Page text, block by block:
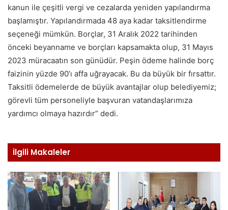
kanun ile çeşitli vergi ve cezalarda yeniden yapılandırma
başlamıştır. Yapılandırmada 48 aya kadar taksitlendirme
seçeneği mümkün. Borçlar, 31 Aralık 2022 tarihinden
önceki beyanname ve borçları kapsamakta olup, 31 Mayıs
2023 müracaatın son günüdür. Peşin ödeme halinde borç
faizinin yüzde 90’ı affa uğrayacak. Bu da büyük bir fırsattır.
Taksitli ödemelerde de büyük avantajlar olup belediyemiz;
görevli tüm personeliyle başvuran vatandaşlarımıza
yardımcı olmaya hazırdır” dedi.
İlgili Makaleler